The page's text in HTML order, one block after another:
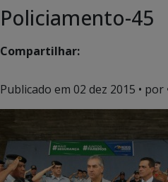
Policiamento-45
Compartilhar:
Publicado em 02 dez 2015 • por